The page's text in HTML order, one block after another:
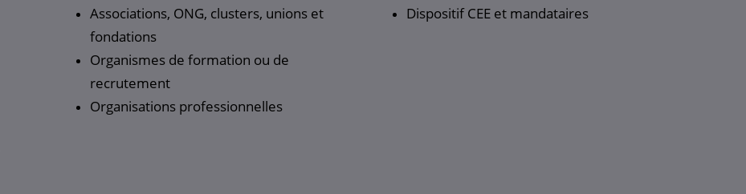
Associations, ONG, clusters, unions et
fondations
Organismes de formation ou de
recrutement
Organisations professionnelles
Dispositif CEE et mandataires